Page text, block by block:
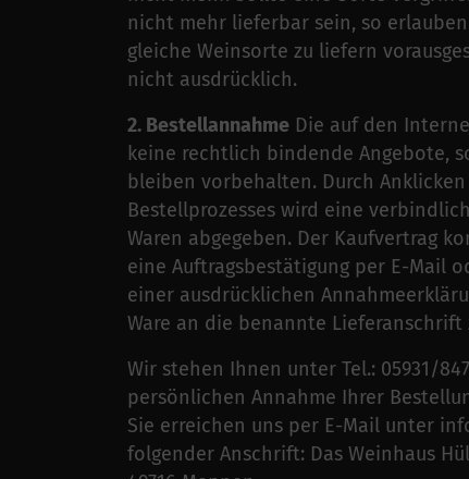
nicht mehr lieferbar sein, so
gleiche Weinsorte zu liefern
nicht ausdrücklich.
2. Bestellannahme Die auf den
keine rechtlich bindende Angebote,
bleiben vorbehalten. Durch
Bestellprozesses wird eine
Waren abgegeben. Der Kaufvertrag
eine Auftragsbestätigung per E-Mail
einer ausdrücklichen
Ware an die benannte Lieferanschrift
Wir stehen Ihnen unter Tel.: 05931/
persönlichen Annahme Ihrer
Sie erreichen uns per E-Mail unter
folgender Anschrift: Das Weinhaus